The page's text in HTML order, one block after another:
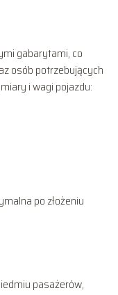
gabarytami, co
osób potrzebujących
i wagi pojazdu:
po złożeniu
pasażerów,